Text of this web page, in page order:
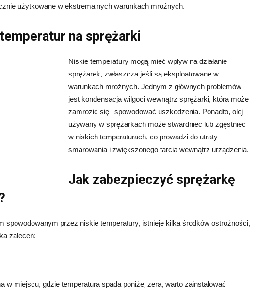
użytkowane w ekstremalnych warunkach mroźnych.
na sprężarki
Niskie temperatury mogą mieć wpływ na działanie
sprężarek, zwłaszcza jeśli są eksploatowane w
warunkach mroźnych. Jednym z głównych problemów
jest kondensacja wilgoci wewnątrz sprężarki, która może
zamrozić się i spowodować uszkodzenia. Ponadto, olej
używany w sprężarkach może stwardnieć lub zgęstnieć
w niskich temperaturach, co prowadzi do utraty
smarowania i zwiększonego tarcia wewnątrz urządzenia.
Jak zabezpieczyć sprężarkę
spowodowanym przez niskie temperatury, istnieje kilka środków ostrożności,
zaleceń:
w miejscu, gdzie temperatura spada poniżej zera, warto zainstalować